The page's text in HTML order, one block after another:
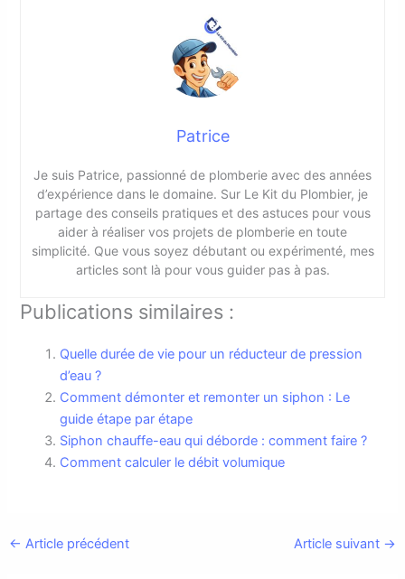
Patrice
Je suis Patrice, passionné de plomberie avec des années
d’expérience dans le domaine. Sur Le Kit du Plombier, je
partage des conseils pratiques et des astuces pour vous
aider à réaliser vos projets de plomberie en toute
simplicité. Que vous soyez débutant ou expérimenté, mes
articles sont là pour vous guider pas à pas.
Publications similaires :
Quelle durée de vie pour un réducteur de pression
d’eau ?
Comment démonter et remonter un siphon : Le
guide étape par étape
Siphon chauffe-eau qui déborde : comment faire ?
Comment calculer le débit volumique
← Article précédent Article suivant →